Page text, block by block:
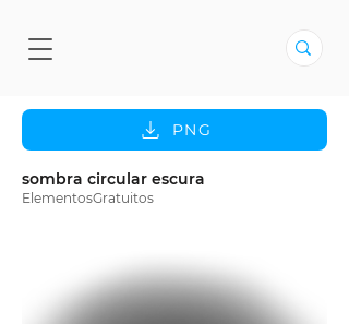
PNG
sombra circular escura
ElementosGratuitos